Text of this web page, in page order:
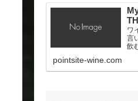
ワ
言
飲
い
pointsite-wine.com